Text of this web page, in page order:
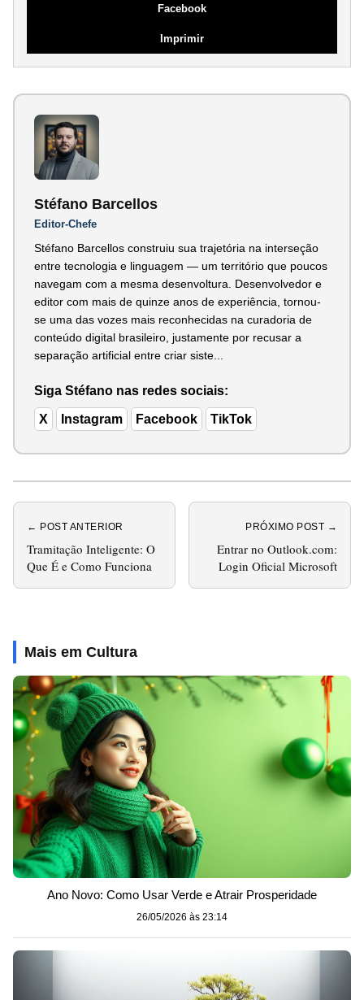
Facebook
Imprimir
Stéfano Barcellos
Editor-Chefe
Stéfano Barcellos construiu sua trajetória na interseção
entre tecnologia e linguagem — um território que poucos
navegam com a mesma desenvoltura. Desenvolvedor e
editor com mais de quinze anos de experiência, tornou-
se uma das vozes mais reconhecidas na curadoria de
conteúdo digital brasileiro, justamente por recusar a
separação artificial entre criar siste...
Siga Stéfano nas redes sociais:
X Instagram Facebook TikTok
← POST ANTERIOR
Tramitação Inteligente: O
Que É e Como Funciona
PRÓXIMO POST →
Entrar no Outlook.com:
Login Oficial Microsoft
Mais em Cultura
Ano Novo: Como Usar Verde e Atrair Prosperidade
26/05/2026 às 23:14